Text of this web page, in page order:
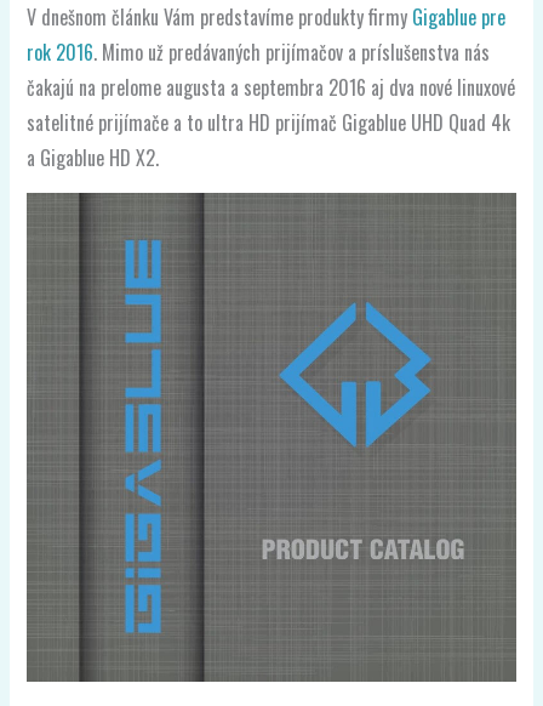
V dnešnom článku Vám predstavíme produkty firmy Gigablue pre
rok 2016. Mimo už predávaných prijímačov a príslušenstva nás
čakajú na prelome augusta a septembra 2016 aj dva nové linuxové
satelitné prijímače a to ultra HD prijímač Gigablue UHD Quad 4k
a Gigablue HD X2.